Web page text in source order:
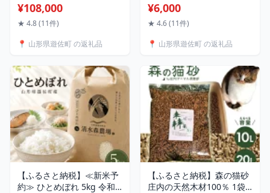
内産 ご希望期間の毎月中旬
頃お届け JA 農協 産地直送
米 お米 東北 遊佐町
¥108,000
★ 4.8 (11件)
📍 山形県遊佐町 の返礼品
着色料不使用 しらす 鮭 さ
け サケ 常温保存 ご飯のお
¥6,000
★ 4.6 (11件)
📍 山形県遊佐町 の返礼品
【ふるさと納税】≪新米予
約≫ ひとめぼれ 5kg 令和8
【ふるさと納税】森の猫砂
庄内の天然木材100％ 1袋